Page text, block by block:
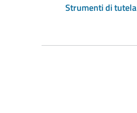
Strumenti di tutela